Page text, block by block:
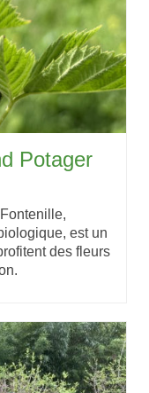
Potager
est un
des fleurs